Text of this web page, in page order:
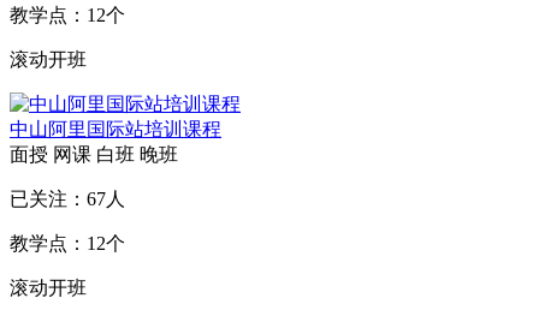
教学点： 12个
滚动开班
中山阿里国际站培训课程
面授 网课 白班 晚班
已关注： 67人
教学点： 12个
滚动开班